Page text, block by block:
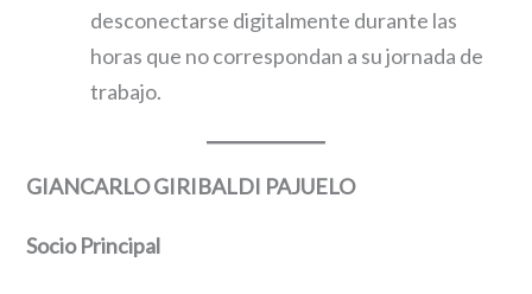
desconectarse digitalmente durante las
horas que no correspondan a su jornada de
trabajo.
GIANCARLO GIRIBALDI PAJUELO
Socio Principal